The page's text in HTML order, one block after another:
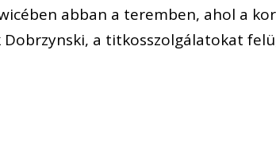
abban a teremben, ahol a
a titkosszolgálatokat